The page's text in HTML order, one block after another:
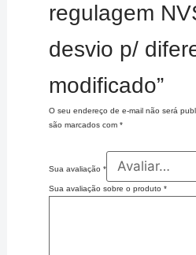
regulagem
desvio p/
modificado”
O seu endereço de e-mail não será
são marcados com *
Sua avaliação *
Sua avaliação sobre o produto *